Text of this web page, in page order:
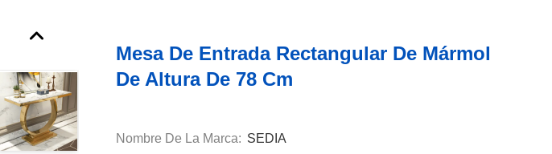
Mesa De Entrada Rectangular De Mármol
De Altura De 78 Cm
Nombre De La Marca: SEDIA